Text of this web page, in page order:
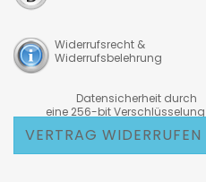
Widerrufsrecht &
Widerrufsbelehrung
Datensicherheit durch
eine 256-bit Verschlüsselung
VERTRAG WIDERRUFEN